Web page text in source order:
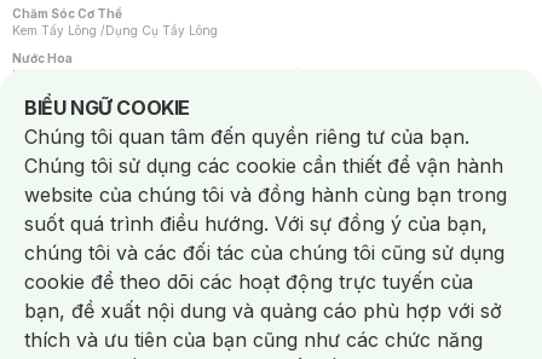
Chăm Sóc Cơ Thể
Kem Tẩy Lông /Dụng Cụ Tẩy Lông
Nước Hoa
Nước Hoa Nữ
Chăm Sóc Cá Nhân
Chống Muỗi /Khẩu Trang /Máy Massage/Mặt Nạ Xông Hơi /Nước Rửa Tay/
Sản Phẩm Chăm Sóc Khác /Bàn Chải Đánh Răng /Bàn Chải Điện/
Hỗ Trợ Trắng Răng/Kem Đánh Răng /Máy Tăm Nước/ Nước Súc Miệng/
Tăm / Chỉ Nha Khoa/ Xịt Thơm Miệng / Dung Dịch Vệ Sinh/Dưỡng Vùng Kín/
Khăn Ướt Vệ Sinh Vùng Kín/Băng Vệ Sinh/Tampon/Bọt Cạo Râu /Dao Cạo Râu/
Máy Cạo Râu
Vấn Đề Về Da
Da Dầu / Lỗ Chân Lông To/ Da Khô / Mất Nước/ Da Lão Hóa/ Da Mụn/
Da Nhạy Cảm / Kích Ứng
Da Xỉn Màu Thâm / Nám / Tàn Nhang
Quầng Thâm & Bọng Mắt /Sẹo /Viêm Da Cơ Địa
Dụng Cụ / Phụ Kiện Chăm Sóc Da
Bông Tẩy Trang
Khăn Lau Mặt Khô Dụng Cụ / Máy Rửa Mặt Máy Chăm Sóc Da
Dụng Cụ Chăm Sóc Khác
BIỂU NGỮ COOKIE
Notice about cookies usage
Chúng tôi quan tâm đến quyền riêng tư của bạn.
Chúng tôi sử dụng các cookie cần thiết để vận hành
website của chúng tôi và đồng hành cùng bạn trong
suốt quá trình điều hướng. Với sự đồng ý của bạn,
chúng tôi và các đối tác của chúng tôi cũng sử dụng
cookie để theo dõi các hoạt động trực tuyến của
bạn, đề xuất nội dung và quảng cáo phù hợp với sở
thích và ưu tiên của bạn cũng như các chức năng